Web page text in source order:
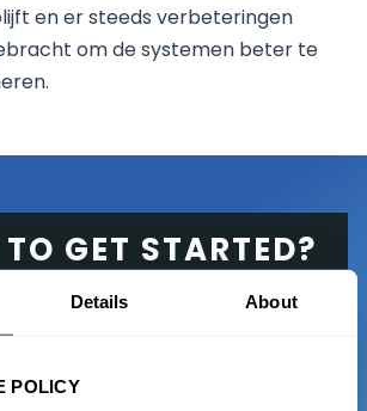
Details About
POLICY
en er steeds verbeteringen
om de systemen beter te
GET STARTED?
with the full package, from
art platform to free tool and
transaction fees.